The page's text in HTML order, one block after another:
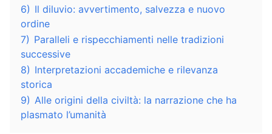
6) Il diluvio: avvertimento, salvezza e nuovo
ordine
7) Paralleli e rispecchiamenti nelle tradizioni
successive
8) Interpretazioni accademiche e rilevanza
storica
9) Alle origini della civiltà: la narrazione che ha
plasmato l’umanità